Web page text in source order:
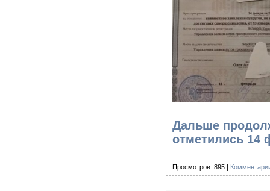
Дальше
отметились 14
Просмотров: 895 |